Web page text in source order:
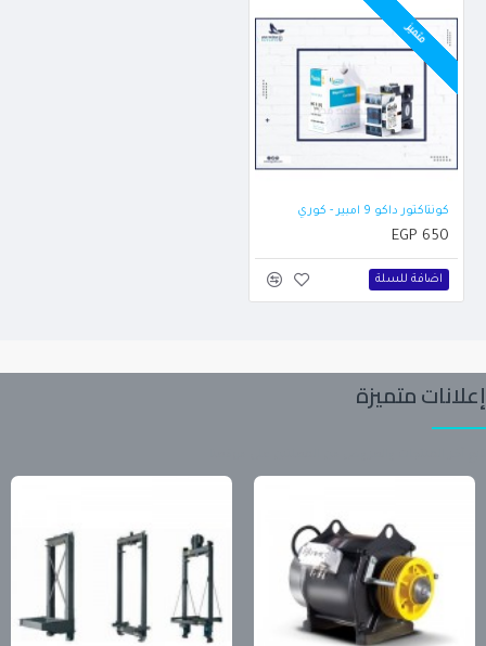
متميز
كونتاكتور داكو 9 امبير - كوري
EGP 650
اضافة للسلة
إعلانات متميزة